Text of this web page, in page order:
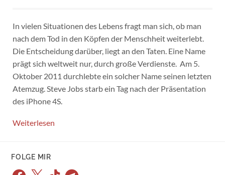
In vielen Situationen des Lebens fragt man sich, ob man
nach dem Tod in den Köpfen der Menschheit weiterlebt.
Die Entscheidung darüber, liegt an den Taten. Eine Name
prägt sich weltweit nur, durch große Verdienste. Am 5.
Oktober 2011 durchlebte ein solcher Name seinen letzten
Atemzug. Steve Jobs starb ein Tag nach der Präsentation
des iPhone 4S.
Weiterlesen
FOLGE MIR
Facebook
X TikTokTelegram